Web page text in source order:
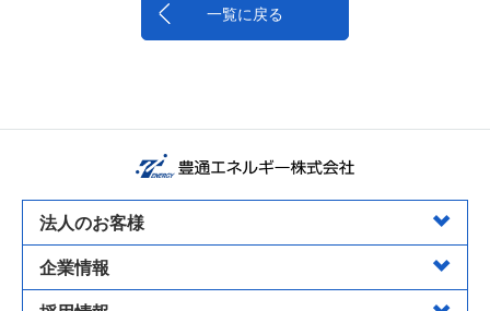
一覧に戻る
法人のお客様
企業情報